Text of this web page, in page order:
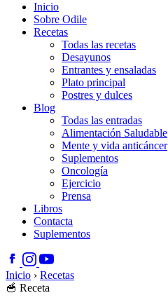
Inicio
Sobre Odile
Recetas
Todas las recetas
Desayunos
Entrantes y ensaladas
Plato principal
Postres y dulces
Blog
Todas las entradas
Alimentación Saludable
Mente y vida anticáncer
Suplementos
Oncología
Ejercicio
Prensa
Libros
Contacta
Suplementos
Inicio › Recetas
🥣 Receta